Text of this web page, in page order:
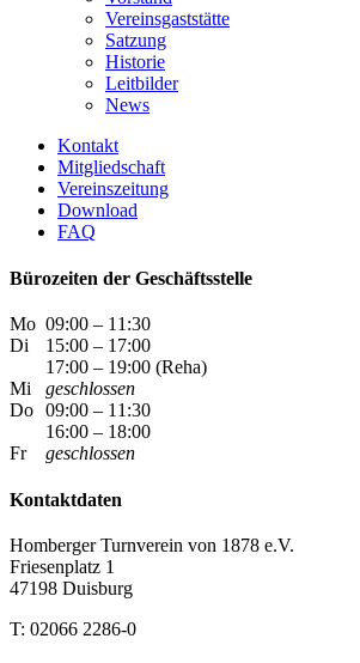
Vereinsgaststätte
Satzung
Historie
Leitbilder
News
Kontakt
Mitgliedschaft
Vereinszeitung
Download
FAQ
Bürozeiten der Geschäftsstelle
Mo 09:00 – 11:30
Di
15:00 – 17:00
17:00 – 19:00 (Reha)
Mi
geschlossen
Do 09:00 – 11:30
16:00 – 18:00
Fr
geschlossen
Kontaktdaten
Homberger Turnverein von 1878 e.V.
Friesenplatz 1
47198 Duisburg
T: 02066 2286-0